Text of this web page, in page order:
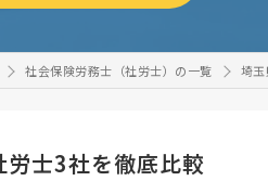
社会保険労務士（社労士）の一覧 埼
士3社を徹底比較